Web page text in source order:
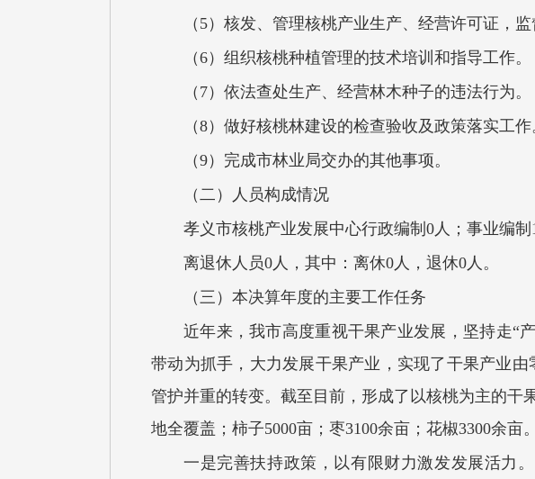
（5）核发、管理核桃产业生产、经营许可证，
（6）组织核桃种植管理的技术培训和指导工作。
（7）依法查处生产、经营林木种子的违法行为。
（8）做好核桃林建设的检查验收及政策落实工作
（9）完成市林业局交办的其他事项。
（二）人员构成情况
孝义市核桃产业发展中心行政编制0人；事业编
离退休人员0人，其中：离休0人，退休0人。
（三）本决算年度的主要工作任务
近年来，我市高度重视干果产业发展，坚持走“
带动为抓手，大力发展干果产业，实现了干果产业
管护并重的转变。截至目前，形成了以核桃为主的干
地全覆盖；柿子5000亩；枣3100余亩；花椒3300余
一是完善扶持政策，以有限财力激发发展活力